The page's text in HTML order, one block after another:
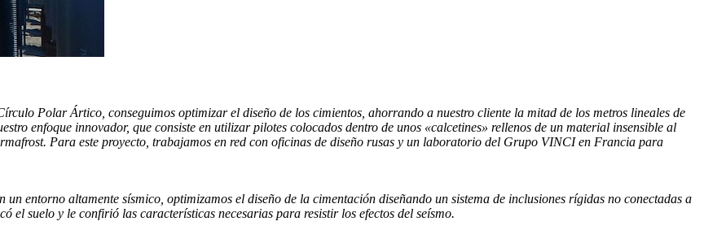
Polar Ártico, conseguimos optimizar el diseño de los cimientos, ahorrando a nuestro cliente la mitad de los metros lineales de
enfoque innovador, que consiste en utilizar pilotes colocados dentro de unos «calcetines» rellenos de un material insensible al
Para este proyecto, trabajamos en red con oficinas de diseño rusas y un laboratorio del Grupo VINCI en Francia para
entorno altamente sísmico, optimizamos el diseño de la cimentación diseñando un sistema de inclusiones rígidas no conectadas a
el suelo y le confirió las características necesarias para resistir los efectos del seísmo.